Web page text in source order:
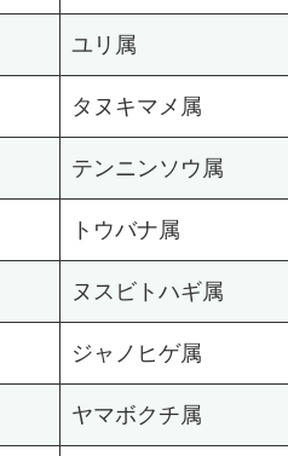
ユリ属
タヌキマメ属
テンニンソウ属
トウバナ属
ヌスビトハギ属
ジャノヒゲ属
ヤマボクチ属